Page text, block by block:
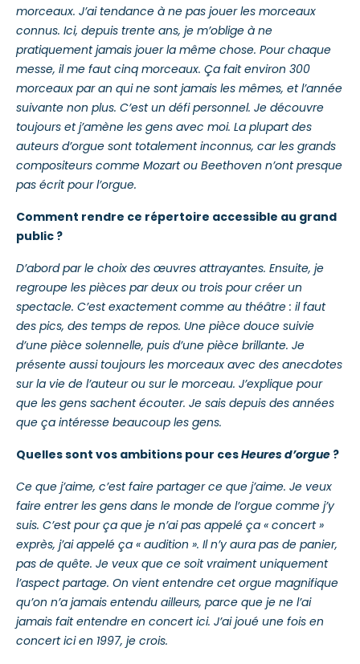
morceaux. J’ai tendance à ne pas jouer les morceaux
connus. Ici, depuis trente ans, je m’oblige à ne
pratiquement jamais jouer la même chose. Pour chaque
messe, il me faut cinq morceaux. Ça fait environ 300
morceaux par an qui ne sont jamais les mêmes, et l’année
suivante non plus. C’est un défi personnel. Je découvre
toujours et j’amène les gens avec moi. La plupart des
auteurs d’orgue sont totalement inconnus, car les grands
compositeurs comme Mozart ou Beethoven n’ont presque
pas écrit pour l’orgue.
Comment rendre ce répertoire accessible au grand
public ?
D’abord par le choix des œuvres attrayantes. Ensuite, je
regroupe les pièces par deux ou trois pour créer un
spectacle. C’est exactement comme au théâtre : il faut
des pics, des temps de repos. Une pièce douce suivie
d’une pièce solennelle, puis d’une pièce brillante. Je
présente aussi toujours les morceaux avec des anecdotes
sur la vie de l’auteur ou sur le morceau. J’explique pour
que les gens sachent écouter. Je sais depuis des années
que ça intéresse beaucoup les gens.
Quelles sont vos ambitions pour cesHeures d’orgue ?
Ce que j’aime, c’est faire partager ce que j’aime. Je veux
faire entrer les gens dans le monde de l’orgue comme j’y
suis. C’est pour ça que je n’ai pas appelé ça « concert »
exprès, j’ai appelé ça « audition ». Il n’y aura pas de panier,
pas de quête. Je veux que ce soit vraiment uniquement
l’aspect partage. On vient entendre cet orgue magnifique
qu’on n’a jamais entendu ailleurs, parce que je ne l’ai
jamais fait entendre en concert ici. J’ai joué une fois en
concert ici en 1997, je crois.